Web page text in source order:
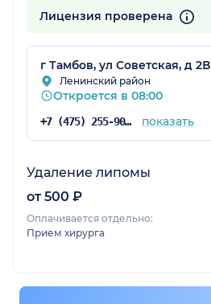
Лицензия проверена
г Тамбов, ул Советская, д 2В
Ленинский район
Откроется в 08:00
+7 (475) 255-90-99 показать
Удаление липомы
от 500 ₽
Оплачивается отдельно:
Прием хирурга